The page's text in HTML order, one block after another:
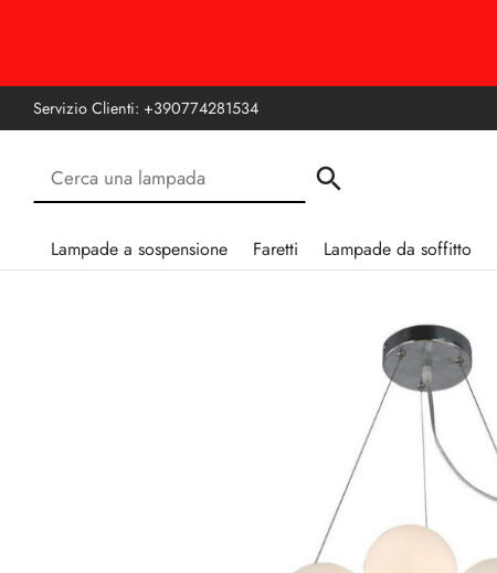
Servizio Clienti: +390774281534
Lampade a sospensione Faretti Lampade da soffitto